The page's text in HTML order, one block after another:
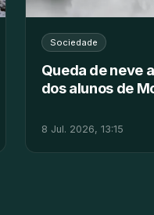
Sociedade
Queda de neve
dos alunos de
8 Jul. 2026, 13:15